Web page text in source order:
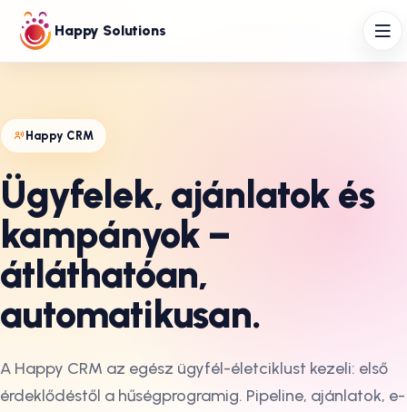
Happy Solutions
Happy CRM
Ügyfelek, ajánlatok és
kampányok –
átláthatóan,
automatikusan.
A Happy CRM az egész ügyfél-életciklust kezeli: első
érdeklődéstől a hűségprogramig. Pipeline, ajánlatok, e-